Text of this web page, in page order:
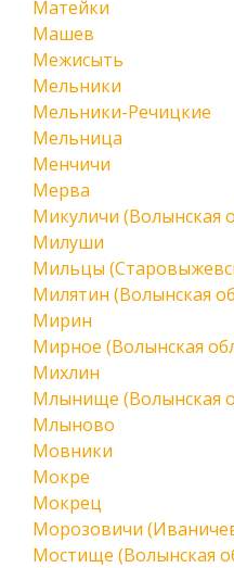
Матейки
Машев
Межисыть
Мельники
Мельники-Речицкие
Мельница
Менчичи
Мерва
Микуличи (Волынская
Милуши
Мильцы
Милятин (Волынская
Мирин
Мирное (Волынская
Михлин
Млынище (Волынская
Млыново
Мовники
Мокре
Мокрец
Морозовичи
Мостище (Волынская